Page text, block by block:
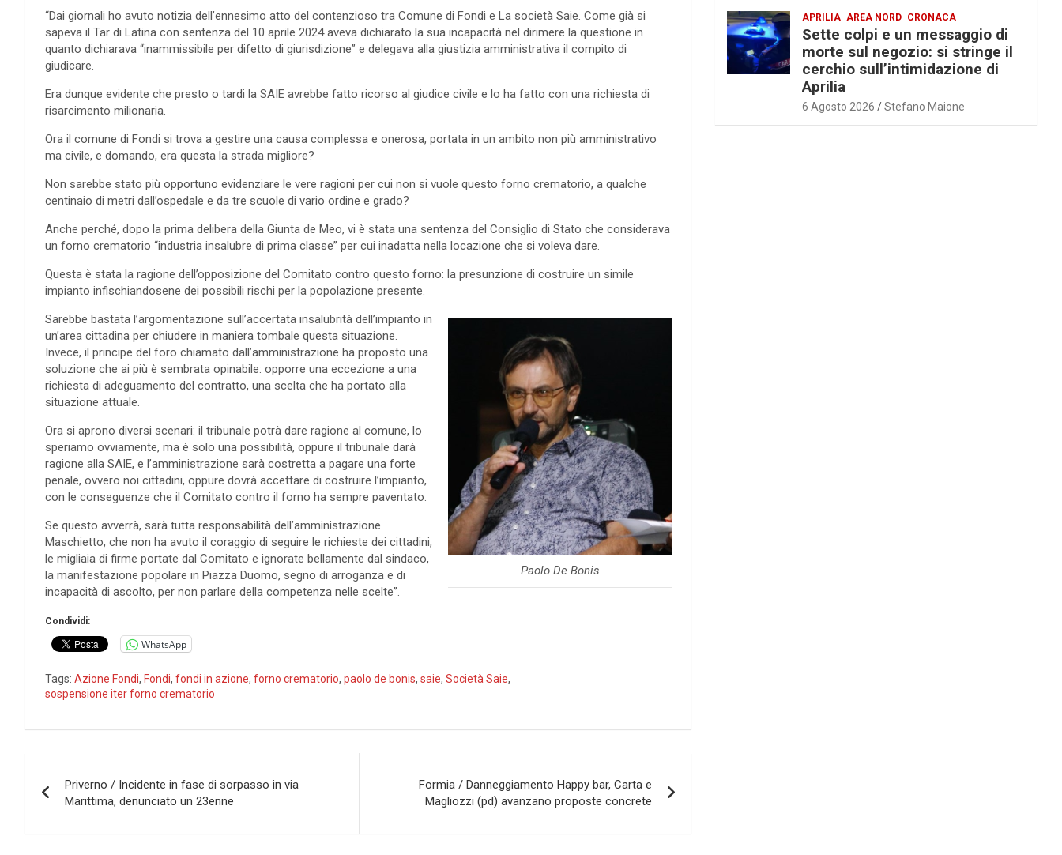
“Dai giornali ho avuto notizia dell’ennesimo atto del contenzioso tra Comune di Fondi e La società Saie. Come già si
sapeva il Tar di Latina con sentenza del 10 aprile 2024 aveva dichiarato la sua incapacità nel dirimere la questione in
quanto dichiarava “inammissibile per difetto di giurisdizione” e delegava alla giustizia amministrativa il compito di
giudicare.
Era dunque evidente che presto o tardi la SAIE avrebbe fatto ricorso al giudice civile e lo ha fatto con una richiesta di
risarcimento milionaria.
Ora il comune di Fondi si trova a gestire una causa complessa e onerosa, portata in un ambito non più amministrativo
ma civile, e domando, era questa la strada migliore?
Non sarebbe stato più opportuno evidenziare le vere ragioni per cui non si vuole questo forno crematorio, a qualche
centinaio di metri dall’ospedale e da tre scuole di vario ordine e grado?
Anche perché, dopo la prima delibera della Giunta de Meo, vi è stata una sentenza del Consiglio di Stato che considerava
un forno crematorio “industria insalubre di prima classe” per cui inadatta nella locazione che si voleva dare.
Questa è stata la ragione dell’opposizione del Comitato contro questo forno: la presunzione di costruire un simile
impianto infischiandosene dei possibili rischi per la popolazione presente.
Paolo De Bonis
Sarebbe bastata l’argomentazione sull’accertata insalubrità dell’impianto in
un’area cittadina per chiudere in maniera tombale questa situazione.
Invece, il principe del foro chiamato dall’amministrazione ha proposto una
soluzione che ai più è sembrata opinabile: opporre una eccezione a una
richiesta di adeguamento del contratto, una scelta che ha portato alla
situazione attuale.
Ora si aprono diversi scenari: il tribunale potrà dare ragione al comune, lo
speriamo ovviamente, ma è solo una possibilità, oppure il tribunale darà
ragione alla SAIE, e l’amministrazione sarà costretta a pagare una forte
penale, ovvero noi cittadini, oppure dovrà accettare di costruire l’impianto,
con le conseguenze che il Comitato contro il forno ha sempre paventato.
Se questo avverrà, sarà tutta responsabilità dell’amministrazione
Maschietto, che non ha avuto il coraggio di seguire le richieste dei cittadini,
le migliaia di firme portate dal Comitato e ignorate bellamente dal sindaco,
la manifestazione popolare in Piazza Duomo, segno di arroganza e di
incapacità di ascolto, per non parlare della competenza nelle scelte”.
Condividi:
WhatsApp
Tags: Azione Fondi, Fondi, fondi in azione, forno crematorio, paolo de bonis, saie, Società Saie,
sospensione iter forno crematorio
articoli
Priverno / Incidente in fase di sorpasso in via
Marittima, denunciato un 23enne
Formia / Danneggiamento Happy bar, Carta e
Magliozzi (pd) avanzano proposte concrete
APRILIA AREA NORD CRONACA
Sette colpi e un messaggio di
morte sul negozio: si stringe il
cerchio sull’intimidazione di
Aprilia
6 Agosto 2026 Stefano Maione